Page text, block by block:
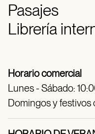
Pasajes
Librería
Horario comercial
Lunes - Sábado:
Domingos y festivos